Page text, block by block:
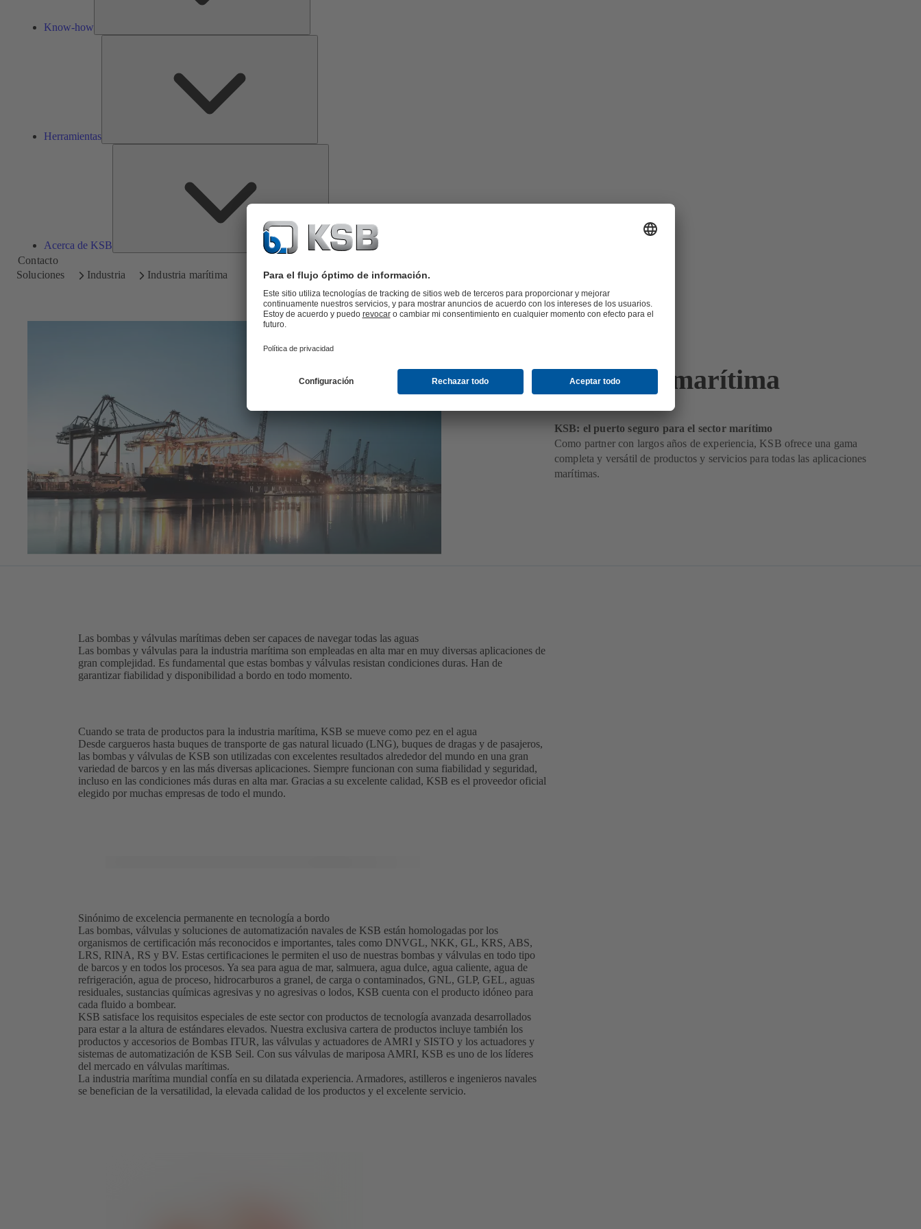
Know-how
Herramientas
Acerca de KSB
Contacto
Soluciones
Industria Industria marítima
Industria marítima
KSB: el puerto seguro para el sector marítimo
Como partner con largos años de experiencia, KSB ofrece una gama
completa y versátil de productos y servicios para todas las aplicaciones
marítimas.
Las bombas y válvulas marítimas deben ser capaces de navegar todas las aguas
Las bombas y válvulas para la industria marítima son empleadas en alta mar en muy diversas aplicaciones de
gran complejidad. Es fundamental que estas bombas y válvulas resistan condiciones duras. Han de
garantizar fiabilidad y disponibilidad a bordo en todo momento.
Cuando se trata de productos para la industria marítima, KSB se mueve como pez en el agua
Desde cargueros hasta buques de transporte de gas natural licuado (LNG), buques de dragas y de pasajeros,
las bombas y válvulas de KSB son utilizadas con excelentes resultados alrededor del mundo en una gran
variedad de barcos y en las más diversas aplicaciones. Siempre funcionan con suma fiabilidad y seguridad,
incluso en las condiciones más duras en alta mar. Gracias a su excelente calidad, KSB es el proveedor oficial
elegido por muchas empresas de todo el mundo.
Sinónimo de excelencia permanente en tecnología a bordo
Las bombas, válvulas y soluciones de automatización navales de KSB están homologadas por los
organismos de certificación más reconocidos e importantes, tales como DNVGL, NKK, GL, KRS, ABS,
LRS, RINA, RS y BV. Estas certificaciones le permiten el uso de nuestras bombas y válvulas en todo tipo
de barcos y en todos los procesos. Ya sea para agua de mar, salmuera, agua dulce, agua caliente, agua de
refrigeración, agua de proceso, hidrocarburos a granel, de carga o contaminados, GNL, GLP, GEL, aguas
residuales, sustancias químicas agresivas y no agresivas o lodos, KSB cuenta con el producto idóneo para
cada fluido a bombear.
KSB satisface los requisitos especiales de este sector con productos de tecnología avanzada desarrollados
para estar a la altura de estándares elevados. Nuestra exclusiva cartera de productos incluye también los
productos y accesorios de Bombas ITUR, las válvulas y actuadores de AMRI y SISTO y los actuadores y
sistemas de automatización de KSB Seil. Con sus válvulas de mariposa AMRI, KSB es uno de los líderes
del mercado en válvulas marítimas.
La industria marítima mundial confía en su dilatada experiencia. Armadores, astilleros e ingenieros navales
se benefician de la versatilidad, la elevada calidad de los productos y el excelente servicio.